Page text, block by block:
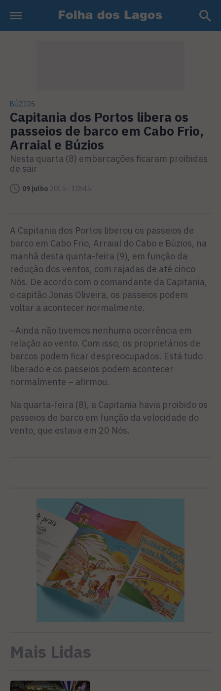
BÚZIOS
Capitania dos Portos libera os
passeios de barco em Cabo Frio,
Arraial e Búzios
Nesta quarta (8) embarcações ficaram proibidas
de sair
09 julho 2015 - 10h45
A Capitania dos Portos liberou os passeios de
barco em Cabo Frio, Arraial do Cabo e Búzios, na
manhã desta quinta-feira (9), em função da
redução dos ventos, com rajadas de até cinco
Nós. De acordo com o comandante da Capitania,
o capitão Jonas Oliveira, os passeios podem
voltar a acontecer normalmente.
–Ainda não tivemos nenhuma ocorrência em
relação ao vento. Com isso, os proprietários de
barcos podem ficar despreocupados. Está tudo
liberado e os passeios podem acontecer
normalmente – afirmou.
Na quarta-feira (8), a Capitania havia proibido os
passeios de barco em função da velocidade do
vento, que estava em 20 Nós.
Mais Lidas